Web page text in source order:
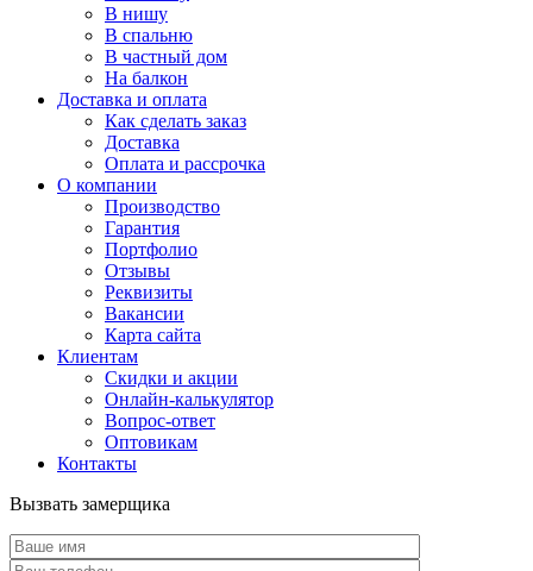
В нишу
В спальню
В частный дом
На балкон
Доставка и оплата
Как сделать заказ
Доставка
Оплата и рассрочка
О компании
Производство
Гарантия
Портфолио
Отзывы
Реквизиты
Вакансии
Карта сайта
Клиентам
Скидки и акции
Онлайн-калькулятор
Вопрос-ответ
Оптовикам
Контакты
Вызвать замерщика